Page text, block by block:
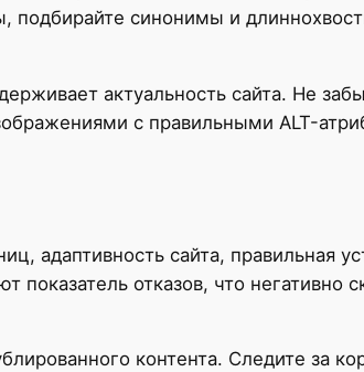
подбирайте синонимы и
актуальность сайта. Не
с правильными ALT-
адаптивность сайта, правильная
отказов, что негативно
контента. Следите за